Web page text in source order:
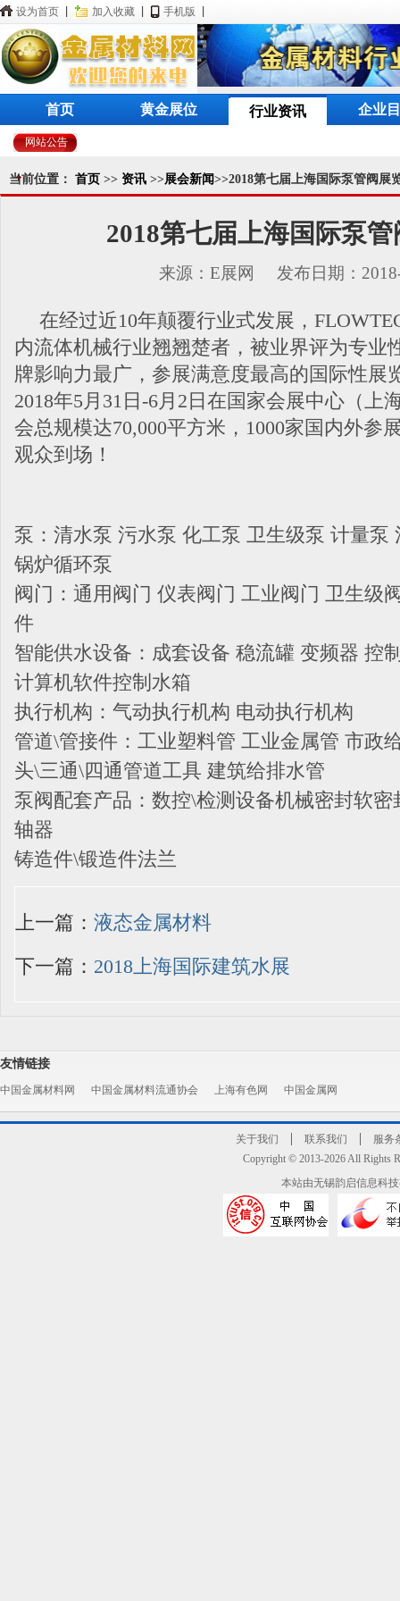
设为首页 加入收藏 手机版
首页 黄金展位 行业资讯 企业
网站公告
当前位置： 首页 >> 资讯 >>展会新闻>>2018第七届上海国际泵管阀展
2018第七届上海国际泵
来源：E展网 发布日期：
在经过近10年颠覆行业式发展，
内流体机械行业翘翘楚者，被业界评为专业
牌影响力最广，参展满意度最高的国际性展
2018年5月31日-6月2日在国家会展中心（上
会总规模达70,000平方米，1000家国内外参
观众到场！
泵：清水泵 污水泵 化工泵 卫生级泵 计量泵
锅炉循环泵
阀门：通用阀门 仪表阀门 工业阀门 卫生级
件
智能供水设备：成套设备 稳流罐 变频器 控
计算机软件控制水箱
执行机构：气动执行机构 电动执行机构
管道\管接件：工业塑料管 工业金属管 市政
头\三通\四通管道工具 建筑给排水管
泵阀配套产品：数控\检测设备机械密封软
轴器
铸造件\锻造件法兰
上一篇： 液态金属材料
下一篇： 2018上海国际建筑水展
友情链接
中国金属材料网 中国金属材料流通协会 上海有色网 中国金属网
关于我们 联系我们
服务
Copyright © 2013-2026 All Rights
本站由无锡韵启信息科